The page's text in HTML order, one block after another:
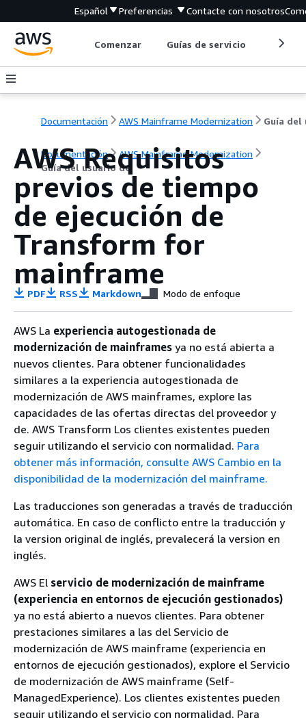
Español Preferencias Contacte con nosotros
Comenzar Guías de servicio
Documentación AWS Mainframe Modernization
Documentación
AWS Mainframe Modernization
Guía del usuario de
AWS Requisitos
previos de tiempo
de ejecución de
Transform for
mainframe
PDF RSS Markdown Modo de enfoque
AWS La experiencia autogestionada de
modernización de mainframes ya no está abierta a
nuevos clientes. Para obtener funcionalidades
similares a la experiencia autogestionada de
modernización de AWS mainframes, explore las
capacidades de las ofertas directas del proveedor y
de. AWS Transform Los clientes existentes pueden
seguir utilizando el servicio con normalidad. Para
obtener más información, consulte AWS Cambio en la
disponibilidad de la modernización del mainframe.
Las traducciones son generadas a través de traducción
automática. En caso de conflicto entre la traducción y
la version original de inglés, prevalecerá la version en
inglés.
AWS El servicio de modernización de mainframe
(experiencia en entornos de ejecución gestionados)
ya no está abierto a nuevos clientes. Para obtener
prestaciones similares a las del Servicio de
modernización de AWS mainframe (experiencia en
entornos de ejecución gestionados), explore el Servicio
de modernización de AWS mainframe (Self-
ManagedExperience). Los clientes existentes pueden
seguir utilizando el servicio con normalidad. Para